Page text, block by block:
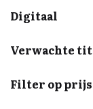
Digitaal
Verwachte
Filter op prijs